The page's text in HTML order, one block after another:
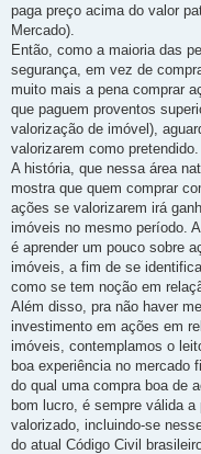
paga preço acima do valor
Mercado).
Então, como a maioria das
segurança, em vez de
muito mais a pena comprar
que paguem proventos
valorização de imóvel),
valorizarem como pretendido.
A história, que nessa área
mostra que quem comprar
ações se valorizarem irá
imóveis no mesmo período.
é aprender um pouco sobre
imóveis, a fim de se
como se tem noção em
Além disso, pra não haver
investimento em ações em
imóveis, contemplamos o
boa experiência no mercado
do qual uma compra boa de
bom lucro, é sempre válida
valorizado, incluindo-se
do atual Código Civil